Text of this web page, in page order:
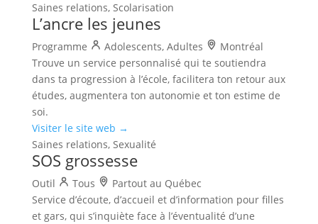
Saines relations, Scolarisation
L’ancre les jeunes
Programme Adolescents, Adultes
Montréal
Trouve un service personnalisé qui te soutiendra
dans ta progression à l’école, facilitera ton retour aux
études, augmentera ton autonomie et ton estime de
soi.
Visiter le site web →
Saines relations, Sexualité
SOS grossesse
Outil Tous
Partout au Québec
Service d’écoute, d’accueil et d’information pour filles
et gars, qui s’inquiète face à l’éventualité d’une